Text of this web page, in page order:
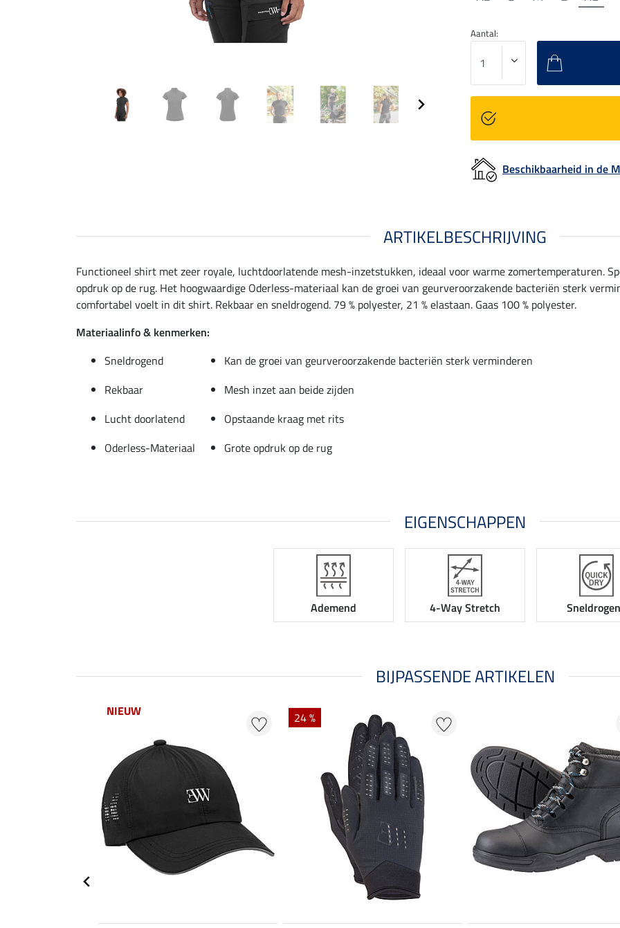
Aantal:
Beschikbaarheid in de
ARTIKELBESCHRIJVING
Functioneel shirt met zeer royale, luchtdoorlatende mesh-inzetstukken, ideaal voor warme zomertemperaturen.
opdruk op de rug. Het hoogwaardige Oderless-materiaal kan de groei van geurveroorzakende bacteriën sterk
comfortabel voelt in dit shirt. Rekbaar en sneldrogend. 79 % polyester, 21 % elastaan. Gaas 100 % polyester.
Materiaalinfo & kenmerken:
Sneldrogend
Kan de groei van geurveroorzakende bacteriën sterk verminderen
Rekbaar
Mesh inzet aan beide zijden
Lucht doorlatend
Opstaande kraag met rits
Oderless-Materiaal
Grote opdruk op de rug
EIGENSCHAPPEN
Ademend 4-Way Stretch
BIJPASSENDE ARTIKELEN
NIEUW 24 %